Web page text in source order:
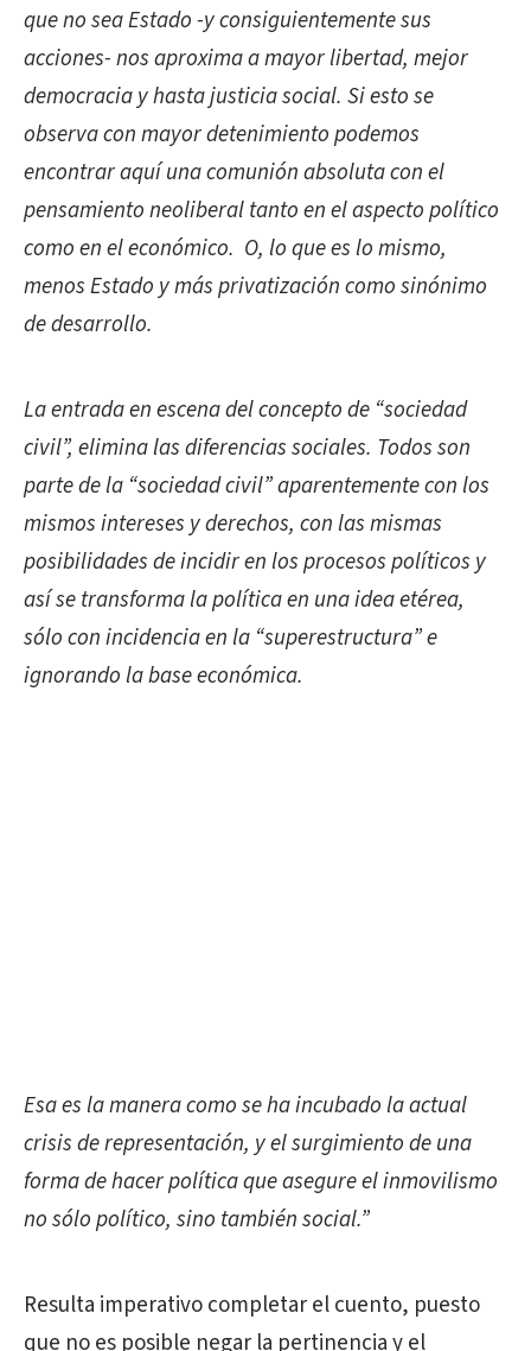
que no sea Estado -y consiguientemente sus
acciones- nos aproxima a mayor libertad, mejor
democracia y hasta justicia social. Si esto se
observa con mayor detenimiento podemos
encontrar aquí una comunión absoluta con el
pensamiento neoliberal tanto en el aspecto político
como en el económico. O, lo que es lo mismo,
menos Estado y más privatización como sinónimo
de desarrollo.
La entrada en escena del concepto de “sociedad
civil”, elimina las diferencias sociales. Todos son
parte de la “sociedad civil” aparentemente con los
mismos intereses y derechos, con las mismas
posibilidades de incidir en los procesos políticos y
así se transforma la política en una idea etérea,
sólo con incidencia en la “superestructura” e
ignorando la base económica.
Esa es la manera como se ha incubado la actual
crisis de representación, y el surgimiento de una
forma de hacer política que asegure el inmovilismo
no sólo político, sino también social.”
Resulta imperativo completar el cuento, puesto
que no es posible negar la pertinencia y el